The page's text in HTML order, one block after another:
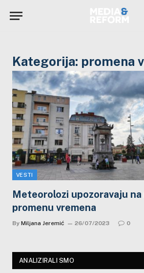
Kategorija: promena
VESTI
Meteorolozi upozoravaju na
promenu vremena
By Miljana Jeremić 26/07/2023 0
ANALIZIRALI SMO